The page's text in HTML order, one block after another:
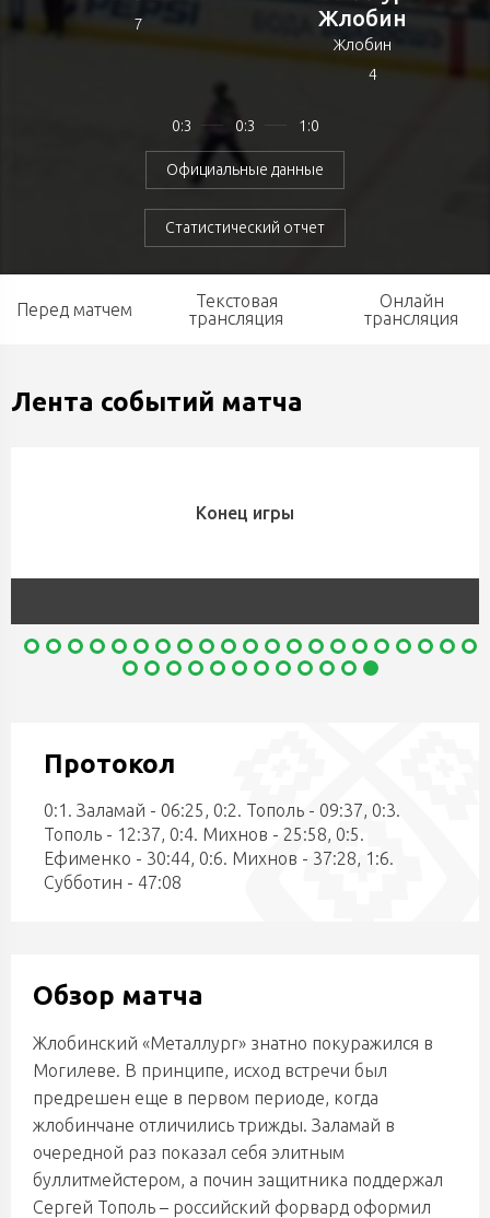
7
0:3 0:3 1:0
Официальные данные
Статистический отчет
Жлобин
Жлобин
4
Перед матчем
Текстовая
трансляция
Онлайн
трансляция
Лента событий матча
Конец игры
Протокол
0:1. Заламай - 06:25, 0:2. Тополь - 09:37, 0:3.
Тополь - 12:37, 0:4. Михнов - 25:58, 0:5.
Ефименко - 30:44, 0:6. Михнов - 37:28, 1:6.
Субботин - 47:08
Обзор матча
Жлобинский «Металлург» знатно покуражился в
Могилеве. В принципе, исход встречи был
предрешен еще в первом периоде, когда
жлобинчане отличились трижды. Заламай в
очередной раз показал себя элитным
буллитмейстером, а почин защитника поддержал
Сергей Тополь – российский форвард оформил